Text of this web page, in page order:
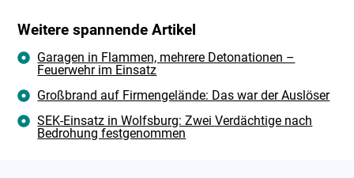
Weitere spannende Artikel
Garagen in Flammen, mehrere Detonationen –
Feuerwehr im Einsatz
Großbrand auf Firmengelände: Das war der Auslöser
SEK-Einsatz in Wolfsburg: Zwei Verdächtige nach
Bedrohung festgenommen